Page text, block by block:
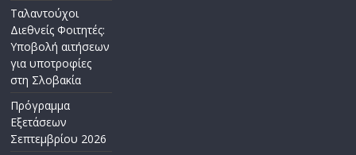
Ταλαντούχοι
Διεθνείς Φοιτητές:
Υποβολή αιτήσεων
για υποτροφίες
στη Σλοβακία
Πρόγραμμα
Εξετάσεων
Σεπτεμβρίου 2026